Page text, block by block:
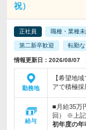
祝）
正社員 職種・業種
第二新卒歓迎 転勤な
情報更新日：2026/08/07
勤務地
【希望地
アで積極
給与
■月給35万
回） ※上記
初年度の年